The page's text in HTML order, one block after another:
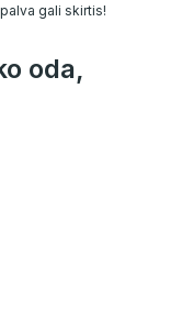
gali skirtis!
oda,